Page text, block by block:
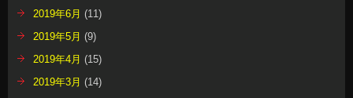
2019年6月 (11)
2019年5月 (9)
2019年4月 (15)
2019年3月 (14)